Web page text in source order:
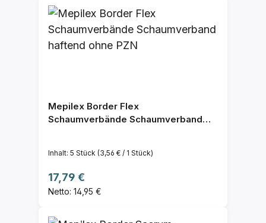
Mepilex Border Flex
Schaumverbände Schaumverband
Inhalt: 5 Stück (3,56 € / 1 Stück)
Regulärer Preis:
17,79 €
Netto: 14,95 €